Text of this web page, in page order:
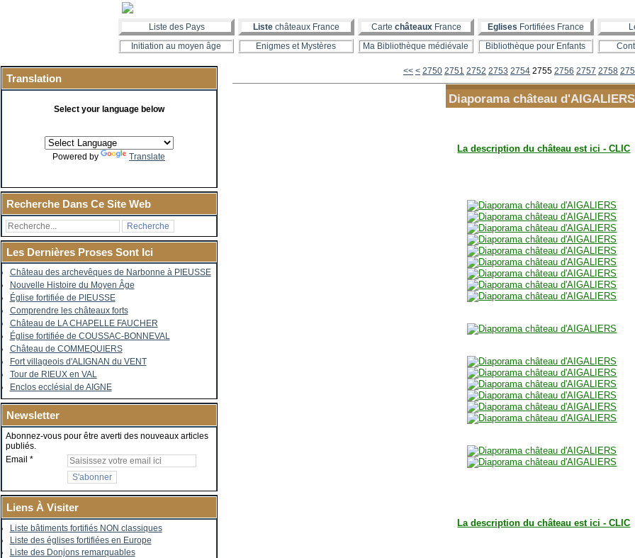
Liste des Pays Liste châteaux France Carte châteauxFrance Eglises Fortifiées France
Initiation au moyen âge
Enigmes et Mystères Ma Bibliothèque médiévale Bibliothèque pour Enfants
Translation
Select your language below
Powered by Translate
Recherche Dans Ce Site Web
Les Dernières Proses Sont Ici
Château des archevêques de Narbonne à PIEUSSE
Nouvelle Histoire du Moyen Âge
Église fortifiée de PIEUSSE
Comprendre les châteaux forts
Château de LA CHAPELLE FAUCHER
Église fortifiée de COUSSAC-BONNEVAL
Château de COMMEQUIERS
Fort villageois d'ALIGNAN du VENT
Tour de RIEUX en VAL
Enclos ecclésial de AIGNE
Newsletter
Abonnez-vous pour être averti des nouveaux articles
publiés.
Email
Liens À Visiter
Liste bâtiments fortifiés NON classiques
Liste des églises fortifiées en Europe
Liste des Donjons remarquables
<< < 2700
2710
2720
2730
2740
2750 2751 2752 2753 2754 2755 2756 2757 2758
Diaporama château d'AIGALIERS
La description du château est ici - CLIC
La description du château est ici - CLIC